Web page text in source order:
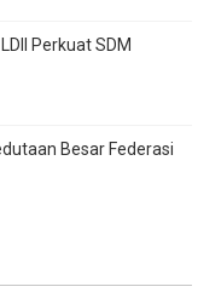
Perkuat SDM
Besar Federasi